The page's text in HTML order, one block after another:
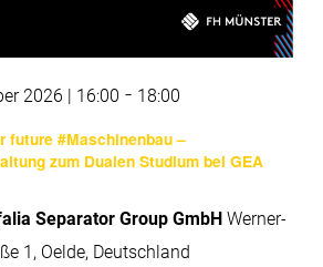
future #Maschinenbau –
zum Dualen Studium bei GEA
2026 | 16:00 - 18:00
Separator Group GmbHWerner-
1, Oelde, Deutschland